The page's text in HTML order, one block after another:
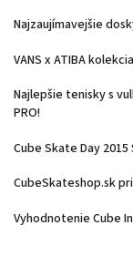
Najzaujímavejšie
VANS x ATIBA
Najlepšie tenisky s
PRO!
Cube Skate Day
CubeSkateshop.sk
Vyhodnotenie Cube